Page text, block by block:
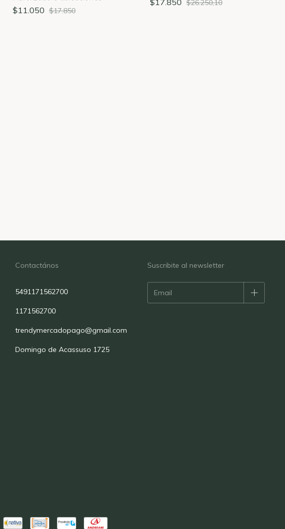
$11.050 $17.850
$26.250,10
Contactános
5491171562700
1171562700
trendymercadopago@gmail.com
Domingo de Acassuso 1725
Suscribite al newsletter